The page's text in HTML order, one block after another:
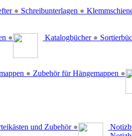
● Schreibunterlagen ●
●
Katalogbücher ●
● Zubehör für Hängemappen ●
und Zubehör ●